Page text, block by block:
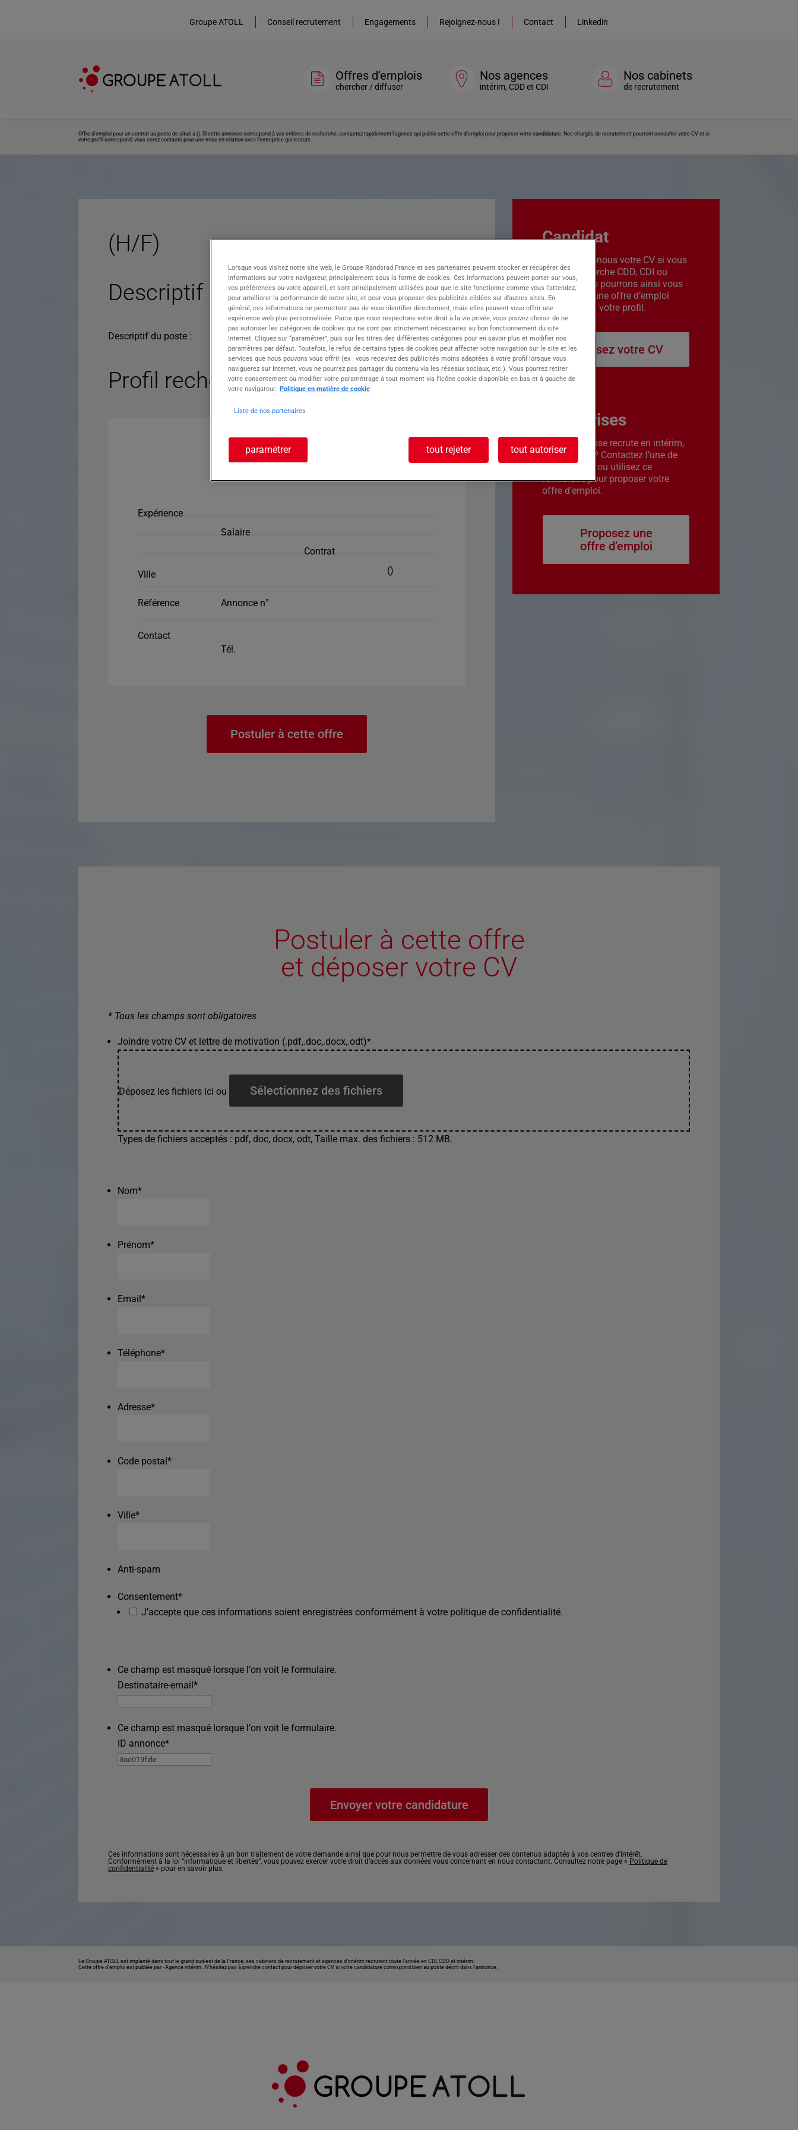
Groupe ATOLL Conseil recrutement Engagements Rejoignez-nous ! Contact Linkedin
Offres d’emplois
chercher / diffuser
Nos agences
intérim, CDD et CDI
Nos cabinets
de recrutement
Offre d’emploi pour un contrat au poste de situé à (). Si cette annonce correspond à vos critères de recherche, contactez rapidement l’agence qui publie cette offre d’emploi pour proposer votre candidature. Nos chargés de recrutement pourront consulter votre CV et si
votre profil correspond, vous serez contacté pour une mise en relation avec l’entreprise qui recrute.
(H/F)
Descriptif du poste :
Descriptif du poste :
Profil recherché
Expérience
Salaire
Contrat
Ville ()
Référence Annonce n°
Contact
Tél.
Postuler à cette offre
Candidat
Transmettez-nous votre CV si vous
êtes en recherche CDD, CDI ou
intérim. Nous pourrons ainsi vous
contacter si une offre d’emploi
correspond à votre profil.
Déposez votre CV
Entreprises
Votre entreprise recrute en intérim,
CDD ou CDI ? Contactez l’une de
nos agences ou utilisez ce
formulaire pour proposer votre
offre d’emploi.
Proposez une
offre d’emploi
Postuler à cette offre
et déposer votre CV
* Tous les champs sont obligatoires
Joindre votre CV et lettre de motivation (.pdf,.doc,.docx,.odt)*
Déposez les fichiers ici ou Sélectionnez des fichiers
Types de fichiers acceptés : pdf, doc, docx, odt, Taille max. des fichiers : 512 MB.
Nom*
Prénom*
Email*
Téléphone*
Adresse*
Code postal*
Ville*
Anti-spam
Consentement*
J’accepte que ces informations soient enregistrées conformément à votre politique de confidentialité.
Ce champ est masqué lorsque l‘on voit le formulaire.
Destinataire-email*
Ce champ est masqué lorsque l‘on voit le formulaire.
ID annonce*
Ces informations sont nécessaires à un bon traitement de votre demande ainsi que pour nous permettre de vous adresser des contenus adaptés à vos centres d’intérêt.
Conformément à la loi “informatique et libertés”, vous pouvez exercer votre droit d’accès aux données vous concernant en nous contactant. Consultez notre page « Politique de
confidentialité » pour en savoir plus.
Le Groupe ATOLL est implanté dans tout le grand sud-est de la France, ses cabinets de recrutement et agences d’intérim recrutent toute l’année en CDI, CDD et intérim.
Cette offre d’emploi est publiée par -Agence intérim . N’hésitez pas à prendre contact pour déposer votre CV si votre candidature correspond bien au poste décrit dans l'annonce.
Lorsque vous visitez notre site web, le Groupe Randstad France et ses partenaires peuvent stocker et récupérer des
informations sur votre navigateur, principalement sous la forme de cookies. Ces informations peuvent porter sur vous,
vos préférences ou votre appareil, et sont principalement utilisées pour que le site fonctionne comme vous l’attendez,
pour améliorer la performance de notre site, et pour vous proposer des publicités ciblées sur d’autres sites. En
général, ces informations ne permettent pas de vous identifier directement, mais elles peuvent vous offrir une
expérience web plus personnalisée. Parce que nous respectons votre droit à la vie privée, vous pouvez choisir de ne
pas autoriser les catégories de cookies qui ne sont pas strictement nécessaires au bon fonctionnement du site
Internet. Cliquez sur “paramétrer”, puis sur les titres des différentes catégories pour en savoir plus et modifier nos
paramètres par défaut. Toutefois, le refus de certains types de cookies peut affecter votre navigation sur le site et les
services que nous pouvons vous offrir (ex : vous recevrez des publicités moins adaptées à votre profil lorsque vous
naviguerez sur Internet, vous ne pourrez pas partager du contenu via les réseaux sociaux, etc.). Vous pourrez retirer
votre consentement ou modifier votre paramétrage à tout moment via l’icône cookie disponible en bas et à gauche de
votre navigateur. Politique en matière de cookie
Liste de nos partenaires
paramétrer tout rejeter tout autoriser